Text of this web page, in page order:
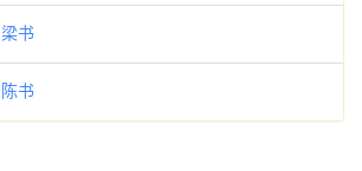
梁书
陈书